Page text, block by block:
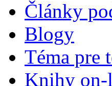
Články
Blogy
Téma pre
Knihy on-